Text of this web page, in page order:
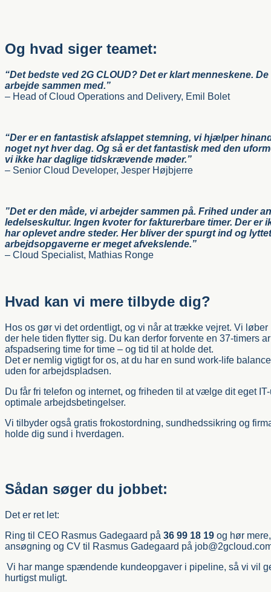
Og hvad siger teamet:
“Det bedste ved 2G CLOUD? Det er klart menneskene.
arbejde sammen med.”
– Head of Cloud Operations and Delivery, Emil Bolet
“Der er en fantastisk afslappet stemning, vi hjælper
noget nyt hver dag. Og så er det fantastisk med den
vi ikke har daglige tidskrævende møder.”
– Senior Cloud Developer, Jesper Højbjerre
”Det er den måde, vi arbejder sammen på. Frihed under
ledelseskultur. Ingen kvoter for fakturerbare timer. Der er
har oplevet andre steder. Her bliver der spurgt ind og
arbejdsopgaverne er meget afvekslende.”
– Cloud Specialist, Mathias Ronge
Hvad kan vi mere tilbyde dig?
Hos os gør vi det ordentligt, og vi når at trække vejret. Vi løber
der hele tiden flytter sig. Du kan derfor forvente en 37-timers
afspadsering time for time – og tid til at holde det.
Det er nemlig vigtigt for os, at du har en sund work-life
uden for arbejdspladsen.
Du får fri telefon og internet, og friheden til at vælge dit eget
optimale arbejdsbetingelser.
Vi tilbyder også gratis frokostordning, sundhedssikring og
holde dig sund i hverdagen.
Sådan søger du jobbet:
Det er ret let:
Ring til CEO Rasmus Gadegaard på 36 99 18 19 og hør
ansøgning og CV til Rasmus Gadegaard på
Vi har mange spændende kundeopgaver i pipeline, så vi vil
hurtigst muligt.